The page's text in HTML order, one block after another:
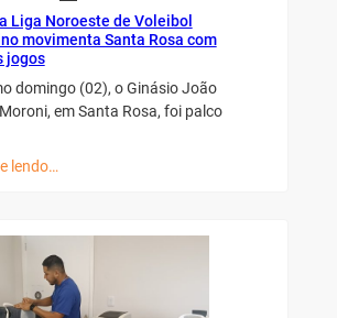
Liga Noroeste de Voleibol
movimenta Santa Rosa com
jogos
domingo (02), o Ginásio João
em Santa Rosa, foi palco
lendo…